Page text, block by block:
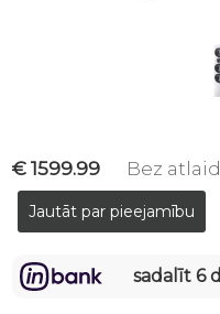
€ 1599.99 Bez
sadalīt 6